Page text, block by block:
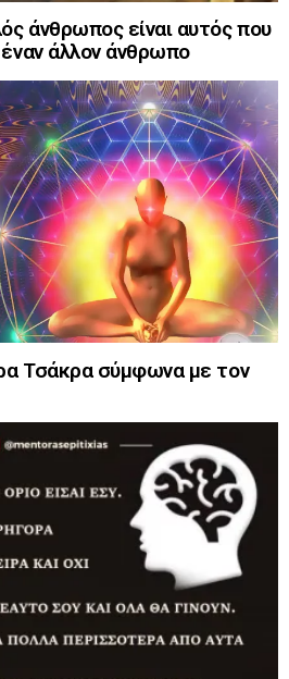
άνθρωπος είναι αυτός που
έναν άλλον άνθρωπο
Τσάκρα σύμφωνα με τον